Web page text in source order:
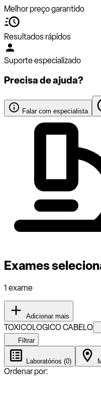
Melhor preço garantido
Resultados rápidos
Suporte especializado
Precisa de ajuda?
Falar com especialista
Exames
1 exame
Adicionar mais
TOXICOLOGICO CABELO
Filtrar
Laboratórios (0)
Ordenar por: